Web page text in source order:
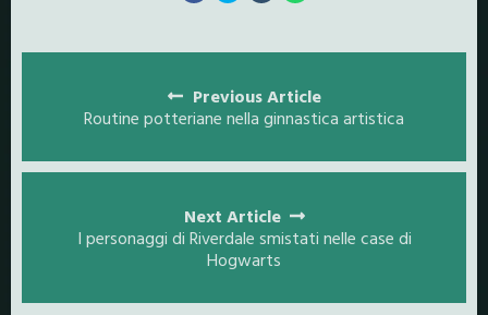
navigation
Previous Article
Routine potteriane nella ginnastica artistica
Next Article
I personaggi di Riverdale smistati nelle case di
Hogwarts